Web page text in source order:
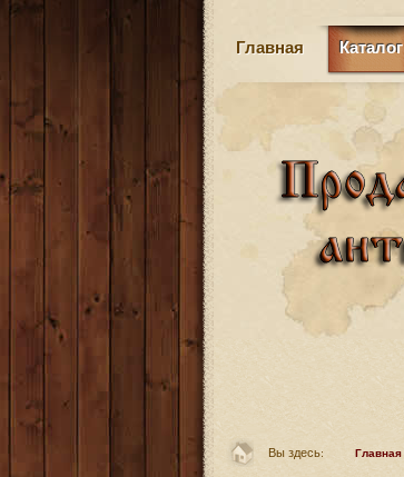
Главная Каталог
Вы здесь: Главная